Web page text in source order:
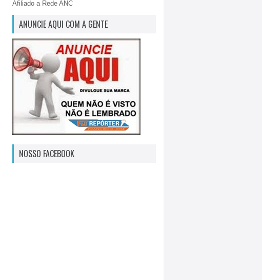
Afiliado a Rede ANC
ANUNCIE AQUI COM A GENTE
NOSSO FACEBOOK